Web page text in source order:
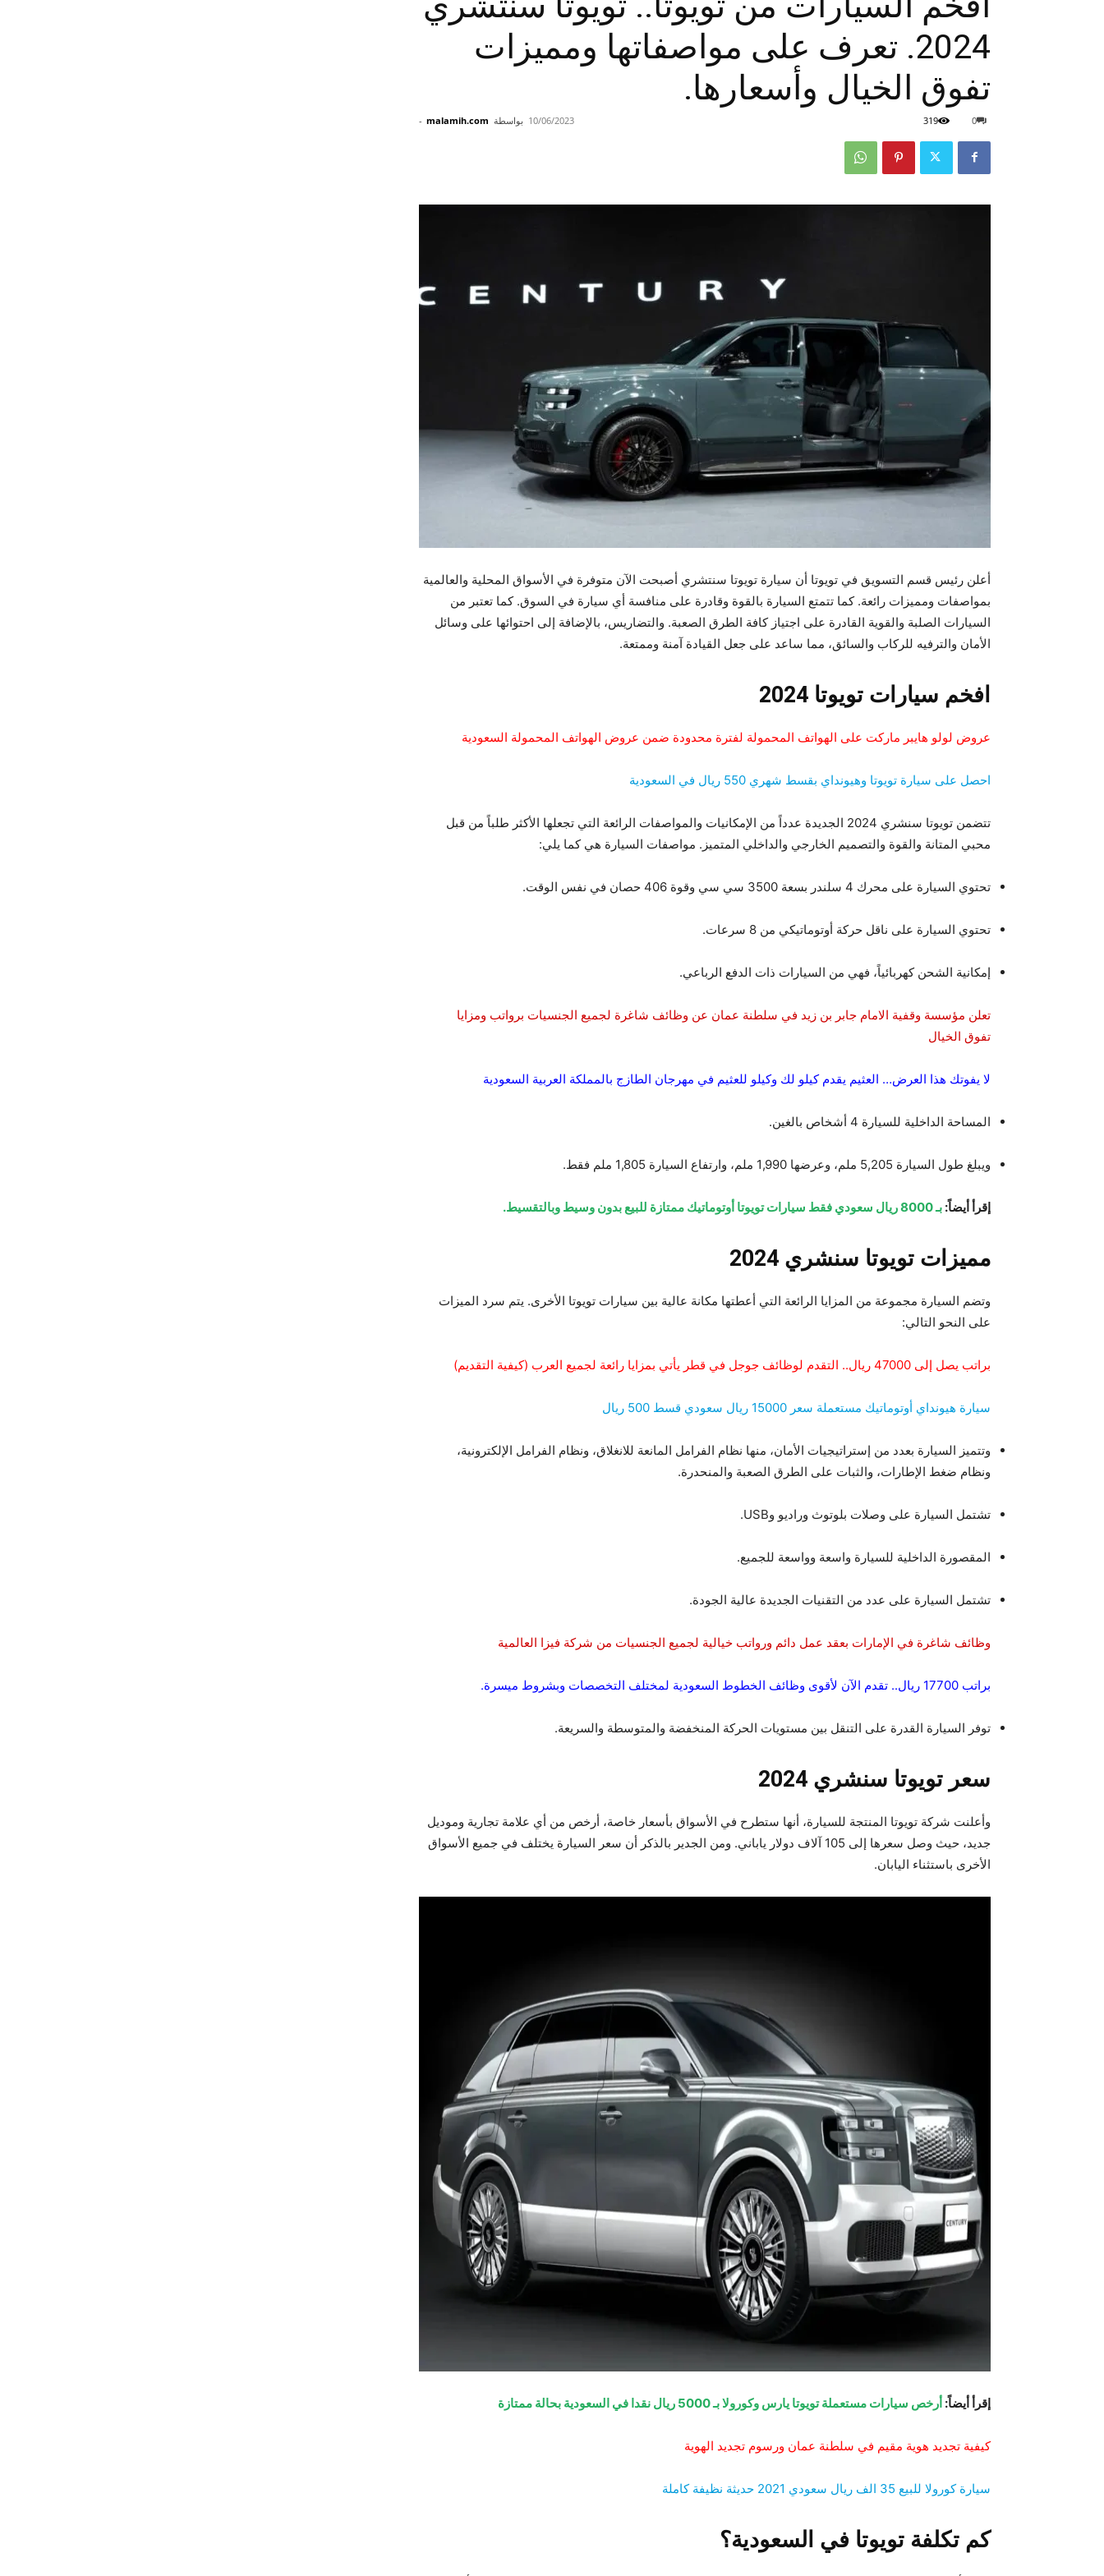
2024. تعرف على مواصفاتها ومميزات
تفوق الخيال وأسعارها.
بواسطة malamih.com
- 10/06/2023 0
319
أعلن رئيس قسم التسويق في تويوتا أن سيارة تويوتا سنتشري أصبحت الآن متوفرة في الأسواق المحلية والعالمية
بمواصفات ومميزات رائعة. كما تتمتع السيارة بالقوة وقادرة على منافسة أي سيارة في السوق. كما تعتبر من
السيارات الصلبة والقوية القادرة على اجتياز كافة الطرق الصعبة. والتضاريس، بالإضافة إلى احتوائها على وسائل
الأمان والترفيه للركاب والسائق، مما ساعد على جعل القيادة آمنة وممتعة.
افخم سيارات تويوتا 2024
عروض لولو هايبر ماركت على الهواتف المحمولة لفترة محدودة ضمن عروض الهواتف المحمولة السعودية
احصل على سيارة تويوتا وهيونداي بقسط شهري 550 ريال في السعودية
تتضمن تويوتا سنشري 2024 الجديدة عدداً من الإمكانيات والمواصفات الرائعة التي تجعلها الأكثر طلباً من قبل
محبي المتانة والقوة والتصميم الخارجي والداخلي المتميز. مواصفات السيارة هي كما يلي:
تحتوي السيارة على محرك 4 سلندر بسعة 3500 سي سي وقوة 406 حصان في نفس الوقت.
تحتوي السيارة على ناقل حركة أوتوماتيكي من 8 سرعات.
إمكانية الشحن كهربائياً، فهي من السيارات ذات الدفع الرباعي.
تعلن مؤسسة وقفية الامام جابر بن زيد في سلطنة عمان عن وظائف شاغرة لجميع الجنسيات برواتب ومزايا
تفوق الخيال
لا يفوتك هذا العرض… العثيم يقدم كيلو لك وكيلو للعثيم في مهرجان الطازج بالمملكة العربية السعودية
المساحة الداخلية للسيارة 4 أشخاص بالغين.
ويبلغ طول السيارة 5,205 ملم، وعرضها 1,990 ملم، وارتفاع السيارة 1,805 ملم فقط.
إقرأ أيضاً: بـ 8000 ريال سعودي فقط سيارات تويوتا أوتوماتيك ممتازة للبيع بدون وسيط وبالتقسيط.
مميزات تويوتا سنشري 2024
وتضم السيارة مجموعة من المزايا الرائعة التي أعطتها مكانة عالية بين سيارات تويوتا الأخرى. يتم سرد الميزات
على النحو التالي:
براتب يصل إلى 47000 ريال.. التقدم لوظائف جوجل في قطر يأتي بمزايا رائعة لجميع العرب (كيفية التقديم)
سيارة هيونداي أوتوماتيك مستعملة سعر 15000 ريال سعودي قسط 500 ريال
وتتميز السيارة بعدد من إستراتيجيات الأمان، منها نظام الفرامل المانعة للانغلاق، ونظام الفرامل الإلكترونية،
ونظام ضغط الإطارات، والثبات على الطرق الصعبة والمنحدرة.
تشتمل السيارة على وصلات بلوتوث وراديو وUSB.
المقصورة الداخلية للسيارة واسعة وواسعة للجميع.
تشتمل السيارة على عدد من التقنيات الجديدة عالية الجودة.
وظائف شاغرة في الإمارات بعقد عمل دائم ورواتب خيالية لجميع الجنسيات من شركة فيزا العالمية
براتب 17700 ريال.. تقدم الآن لأقوى وظائف الخطوط السعودية لمختلف التخصصات وبشروط ميسرة.
توفر السيارة القدرة على التنقل بين مستويات الحركة المنخفضة والمتوسطة والسريعة.
سعر تويوتا سنشري 2024
وأعلنت شركة تويوتا المنتجة للسيارة، أنها ستطرح في الأسواق بأسعار خاصة، أرخص من أي علامة تجارية وموديل
جديد، حيث وصل سعرها إلى 105 آلاف دولار ياباني. ومن الجدير بالذكر أن سعر السيارة يختلف في جميع الأسواق
الأخرى باستثناء اليابان.
إقرأ أيضاً: أرخص سيارات مستعملة تويوتا يارس وكورولا بـ 5000 ريال نقدا في السعودية بحالة ممتازة
كيفية تجديد هوية مقيم في سلطنة عمان ورسوم تجديد الهوية
سيارة كورولا للبيع 35 الف ريال سعودي 2021 حديثة نظيفة كاملة
كم تكلفة تويوتا في السعودية؟